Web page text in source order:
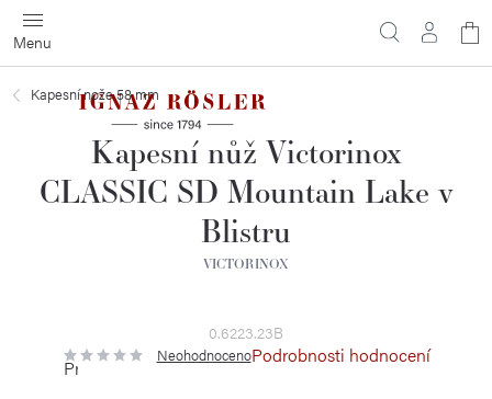
Přejít
na
obsah
Kapesní nože 58 mm
Kapesní nůž Victorinox
CLASSIC SD Mountain Lake v
Blistru
VICTORINOX
0.6223.23B
Průměrné
hodnocení
NeohodnocenoPodrobnosti hodnocení